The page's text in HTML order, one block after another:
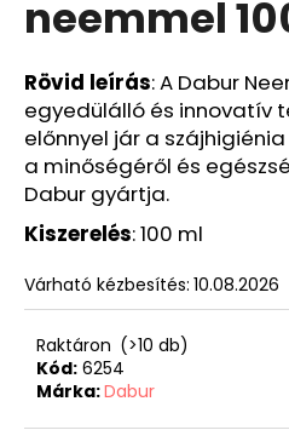
neemmel
Rövid leírás: A Dabur
egyedülálló és innovatív
előnnyel jár a
a minőségéről és
Dabur gyártja.
Kiszerelés: 100 ml
Várható kézbesítés: 10.08.2026
Raktáron (>10 db)
Kód: 6254
Márka:Dabur